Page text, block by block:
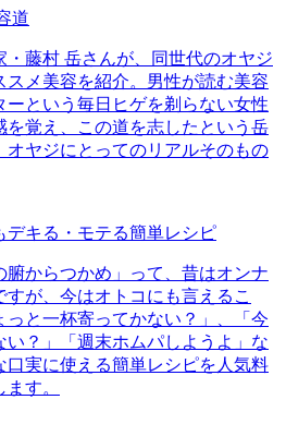
道
・藤村 岳さんが、同世代のオヤジ
スメ美容を紹介。男性が読む美容
ーという毎日ヒゲを剃らない女性
を覚え、この道を志したという岳
オヤジにとってのリアルそのもの
デキる・モテる簡単レシピ
腑からつかめ」って、昔はオンナ
すが、今はオトコにも言えるこ
っと一杯寄ってかない？」、「今
い？」「週末ホムパしようよ」な
口実に使える簡単レシピを人気料
す。